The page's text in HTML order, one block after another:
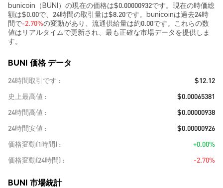
bunicoin（BUNI）の現在の価格は$0.00000932です。現在の時価総
額は$0.00で、24時間の取引量は$8.20です。bunicoinは過去24時
間で-2.70%の変動があり、流通供給量は約0.00です。これらの数
値はリアルタイムで更新され、最も正確な市場データを提供しま
す。
BUNI 価格 データ
24時間取引です
$12.12
史上最高値
$0.00065381
24時間高値
$0.00000938
24時間安値
$0.00000926
価格変動(1時間)
+0.00%
価格変動(24時間)
-2.70%
BUNI 市場統計